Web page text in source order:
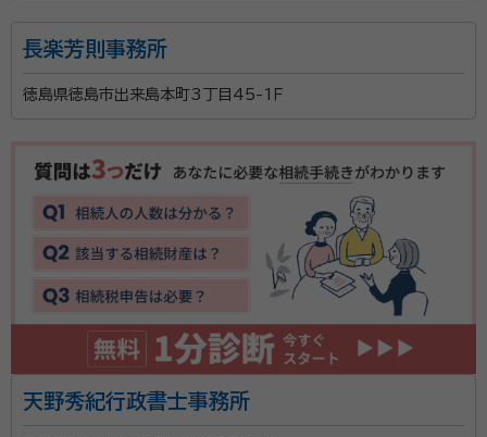
長楽芳則事務所
徳島県徳島市出来島本町3丁目45-1Ｆ
天野秀紀行政書士事務所